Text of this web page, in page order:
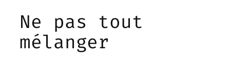
Ne pas tout
mélanger